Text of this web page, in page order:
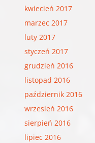
kwiecień 2017
marzec 2017
luty 2017
styczeń 2017
grudzień 2016
listopad 2016
październik 2016
wrzesień 2016
sierpień 2016
lipiec 2016